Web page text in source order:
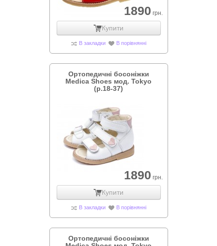
1890 грн.
Купити
В закладки В порівнянні
Ортопедичні босоніжки
Medica Shoes мод. Tokyo
(р.18-37)
1890 грн.
Купити
В закладки В порівнянні
Ортопедичні босоніжки